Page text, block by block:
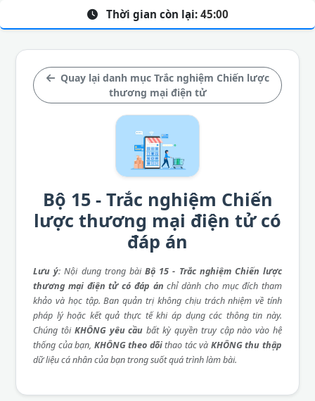
Quay lại danh mục Trắc nghiệm Chiến lược
thương mại điện tử
Bộ 15 - Trắc nghiệm Chiến
lược thương mại điện tử có
đáp án
Lưu ý: Nội dung trong bàiBộ 15 - Trắc nghiệm Chiến lược
thương mại điện tử có đáp án chỉ dành cho mục đích tham
khảo và học tập. Ban quản trị không chịu trách nhiệm về tính
pháp lý hoặc kết quả thực tế khi áp dụng các thông tin này.
Chúng tôi KHÔNG yêu cầu bất kỳ quyền truy cập nào vào hệ
thống của bạn, KHÔNG theo dõithao tác và KHÔNG thu thập
dữ liệu cá nhân của bạn trong suốt quá trình làm bài.
Thời gian còn lại: 45:00